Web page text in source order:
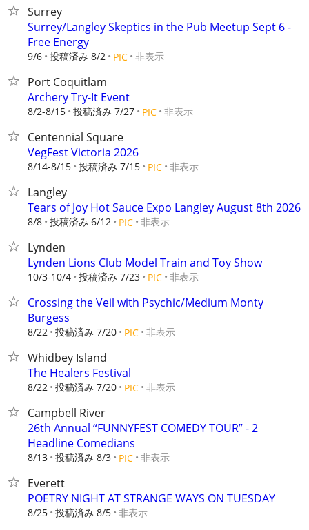
Surrey
Surrey/Langley Skeptics in the Pub Meetup Sept 6 -
Free Energy
9/6 投稿済み 8/2 PIC 非表示
Port Coquitlam
Archery Try-It Event
8/2-8/15 投稿済み 7/27 PIC 非表示
Centennial Square
VegFest Victoria 2026
8/14-8/15 投稿済み 7/15 PIC 非表示
Langley
Tears of Joy Hot Sauce Expo Langley August 8th 2026
8/8 投稿済み 6/12 PIC 非表示
Lynden
Lynden Lions Club Model Train and Toy Show
10/3-10/4 投稿済み 7/23 PIC 非表示
Crossing the Veil with Psychic/Medium Monty
Burgess
8/22 投稿済み 7/20 PIC 非表示
Whidbey Island
The Healers Festival
8/22 投稿済み 7/20 PIC 非表示
Campbell River
26th Annual “FUNNYFEST COMEDY TOUR” - 2
Headline Comedians
8/13 投稿済み 8/3 PIC 非表示
Everett
POETRY NIGHT AT STRANGE WAYS ON TUESDAY
8/25 投稿済み 8/5 非表示